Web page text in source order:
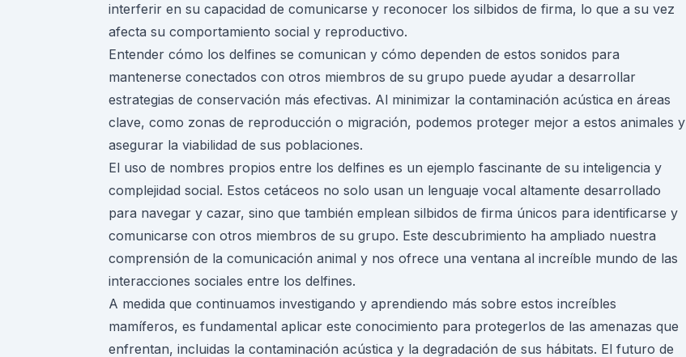
interferir en su capacidad de comunicarse y reconocer los silbidos de firma, lo que a su vez
afecta su comportamiento social y reproductivo.
Entender cómo los delfines se comunican y cómo dependen de estos sonidos para
mantenerse conectados con otros miembros de su grupo puede ayudar a desarrollar
estrategias de conservación más efectivas. Al minimizar la contaminación acústica en áreas
clave, como zonas de reproducción o migración, podemos proteger mejor a estos animales y
asegurar la viabilidad de sus poblaciones.
El uso de nombres propios entre los delfines es un ejemplo fascinante de su inteligencia y
complejidad social. Estos cetáceos no solo usan un lenguaje vocal altamente desarrollado
para navegar y cazar, sino que también emplean silbidos de firma únicos para identificarse y
comunicarse con otros miembros de su grupo. Este descubrimiento ha ampliado nuestra
comprensión de la comunicación animal y nos ofrece una ventana al increíble mundo de las
interacciones sociales entre los delfines.
A medida que continuamos investigando y aprendiendo más sobre estos increíbles
mamíferos, es fundamental aplicar este conocimiento para protegerlos de las amenazas que
enfrentan, incluidas la contaminación acústica y la degradación de sus hábitats. El futuro de